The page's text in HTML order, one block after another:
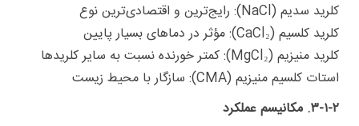
کلرید سدیم (NaCl): رایج‌ترین و اقتصادی‌ترین نوع
کلرید کلسیم (CaCl₂): مؤثر در دماهای بسیار پایین
کلرید منیزیم (MgCl₂): کمتر خورنده نسبت به سایر کلریدها
استات کلسیم منیزیم (CMA): سازگار با محیط زیست
۳-۱-۲. مکانیسم عملکرد